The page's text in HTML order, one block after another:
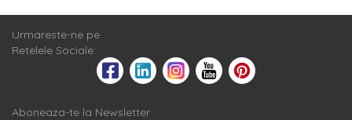
Urmareste-ne pe
Retelele Sociale:
Aboneaza-te la Newsletter